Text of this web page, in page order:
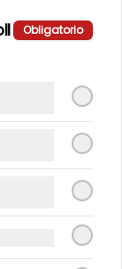
Palta, Cebolla
Obligatorio